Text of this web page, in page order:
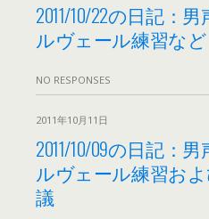
2011/10/22の日記：
ルヴェール練習など
NO RESPONSES
2011年10月11日
2011/10/09の日記：
ルヴェール練習お
議